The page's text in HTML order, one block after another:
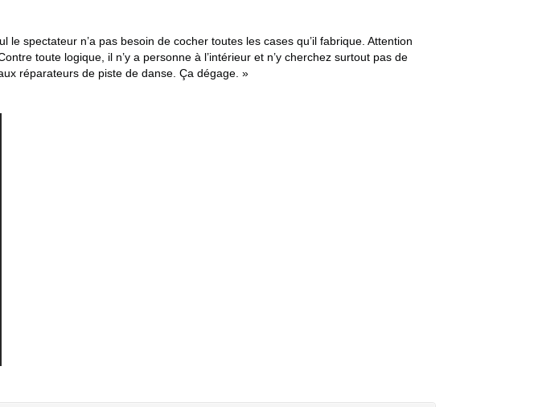
spectateur n’a pas besoin de cocher toutes les cases qu’il fabrique. Attention
toute logique, il n’y a personne à l’intérieur et n’y cherchez surtout pas de
réparateurs de piste de danse. Ça dégage. »